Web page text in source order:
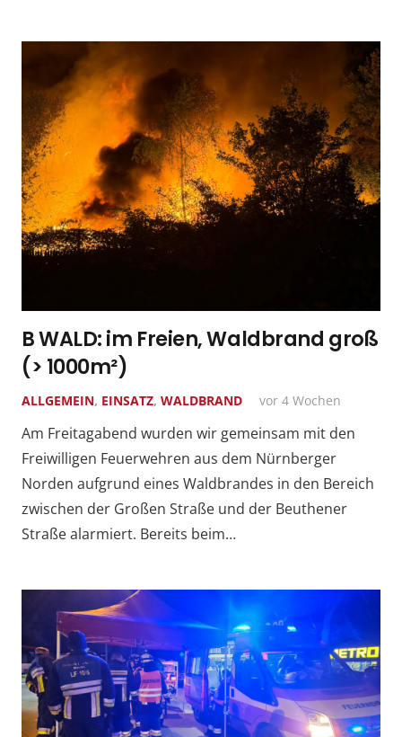
B WALD: im Freien, Waldbrand groß
(> 1000m²)
ALLGEMEIN, EINSATZ, WALDBRAND vor 4 Wochen
Am Freitagabend wurden wir gemeinsam mit den
Freiwilligen Feuerwehren aus dem Nürnberger
Norden aufgrund eines Waldbrandes in den Bereich
zwischen der Großen Straße und der Beuthener
Straße alarmiert. Bereits beim…